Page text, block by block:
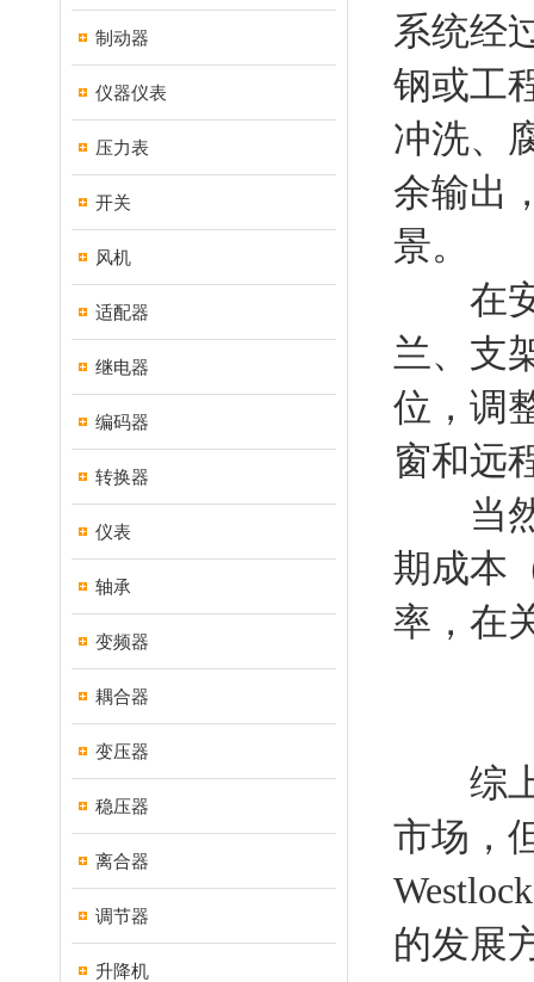
制动器
仪器仪表
压力表
开关
风机
适配器
继电器
编码器
转换器
仪表
轴承
变频器
耦合器
变压器
稳压器
离合器
调节器
升降机
系统经
钢或工
冲洗、
余输出
景。
在安
兰、支
位，调
窗和远
当然
期成本
率，在
综上
市场，
的发展